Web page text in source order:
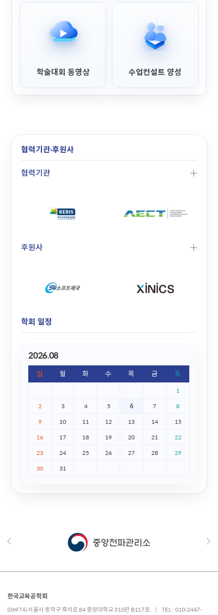
학술대회 동영상 수업컨설트 양성
협력기관·후원사
협력기관
후원사
학회 일정
2026.08
일 월 화 수 목 금 토
1
2 3 4 5 6 7 8
9 10 11 12 13 14 15
16 17 18 19 20 21 22
23 24 25 26 27 28 29
30 31
한국교육공학회
(06974) 서울시 동작구 흑석로 84 중앙대학교 310관 B117호 | TEL : 010-2467-